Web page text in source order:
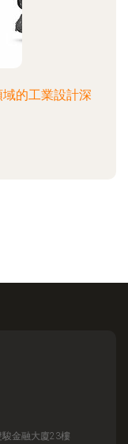
的工業設計深
金融大廈23樓